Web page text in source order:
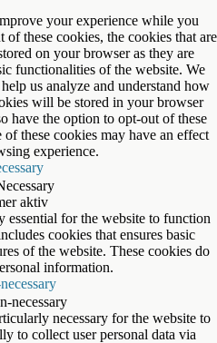
your experience while you
these cookies, the cookies that are
on your browser as they are
functionalities of the website. We
us analyze and understand how
will be stored in your browser
have the option to opt-out of these
these cookies may have an effect
experience.
aktiv
essential for the website to function
cookies that ensures basic
of the website. These cookies do
information.
necessary
necessary for the website to
to collect user personal data via